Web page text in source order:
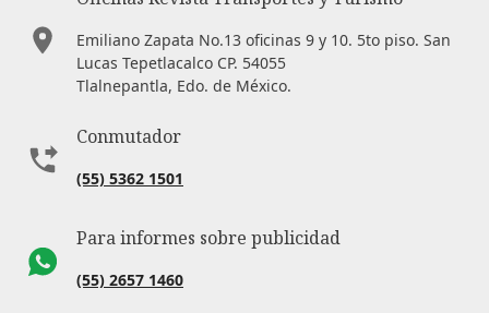
Emiliano Zapata No.13 oficinas 9 y 10. 5to piso. San
Lucas Tepetlacalco CP. 54055
Tlalnepantla, Edo. de México.
Conmutador
(55) 5362 1501
Para informes sobre publicidad
(55) 2657 1460